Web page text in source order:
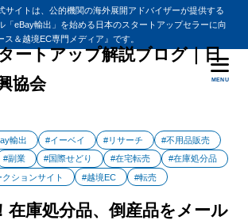
サイトは、公的機関の海外展開アドバイザーが提供する
「eBay輸出」を始める日本のスタートアップセラーに向
＆越境EC専門メディア』です。
ートアップ解説ブログ｜日
協会
MENU
輸出 #イーベイ #リサーチ
#不用品販売
#副業 #国際せどり #在宅転売
#在庫処分品
ションサイト #越境EC #転売
在庫処分品、倒産品をメール
庫処分品、倒産品をメールで受信する方法
処分品メール
処分品メールの配信内容
処分品メールの申し込み方法